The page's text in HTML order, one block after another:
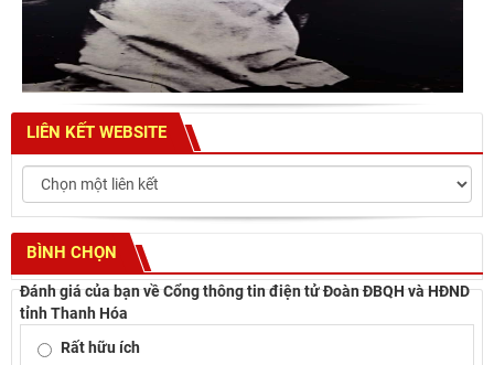
LIÊN KẾT WEBSITE
BÌNH CHỌN
Đánh giá của bạn về Cổng thông tin điện tử Đoàn ĐBQH và HĐND
tỉnh Thanh Hóa
Rất hữu ích